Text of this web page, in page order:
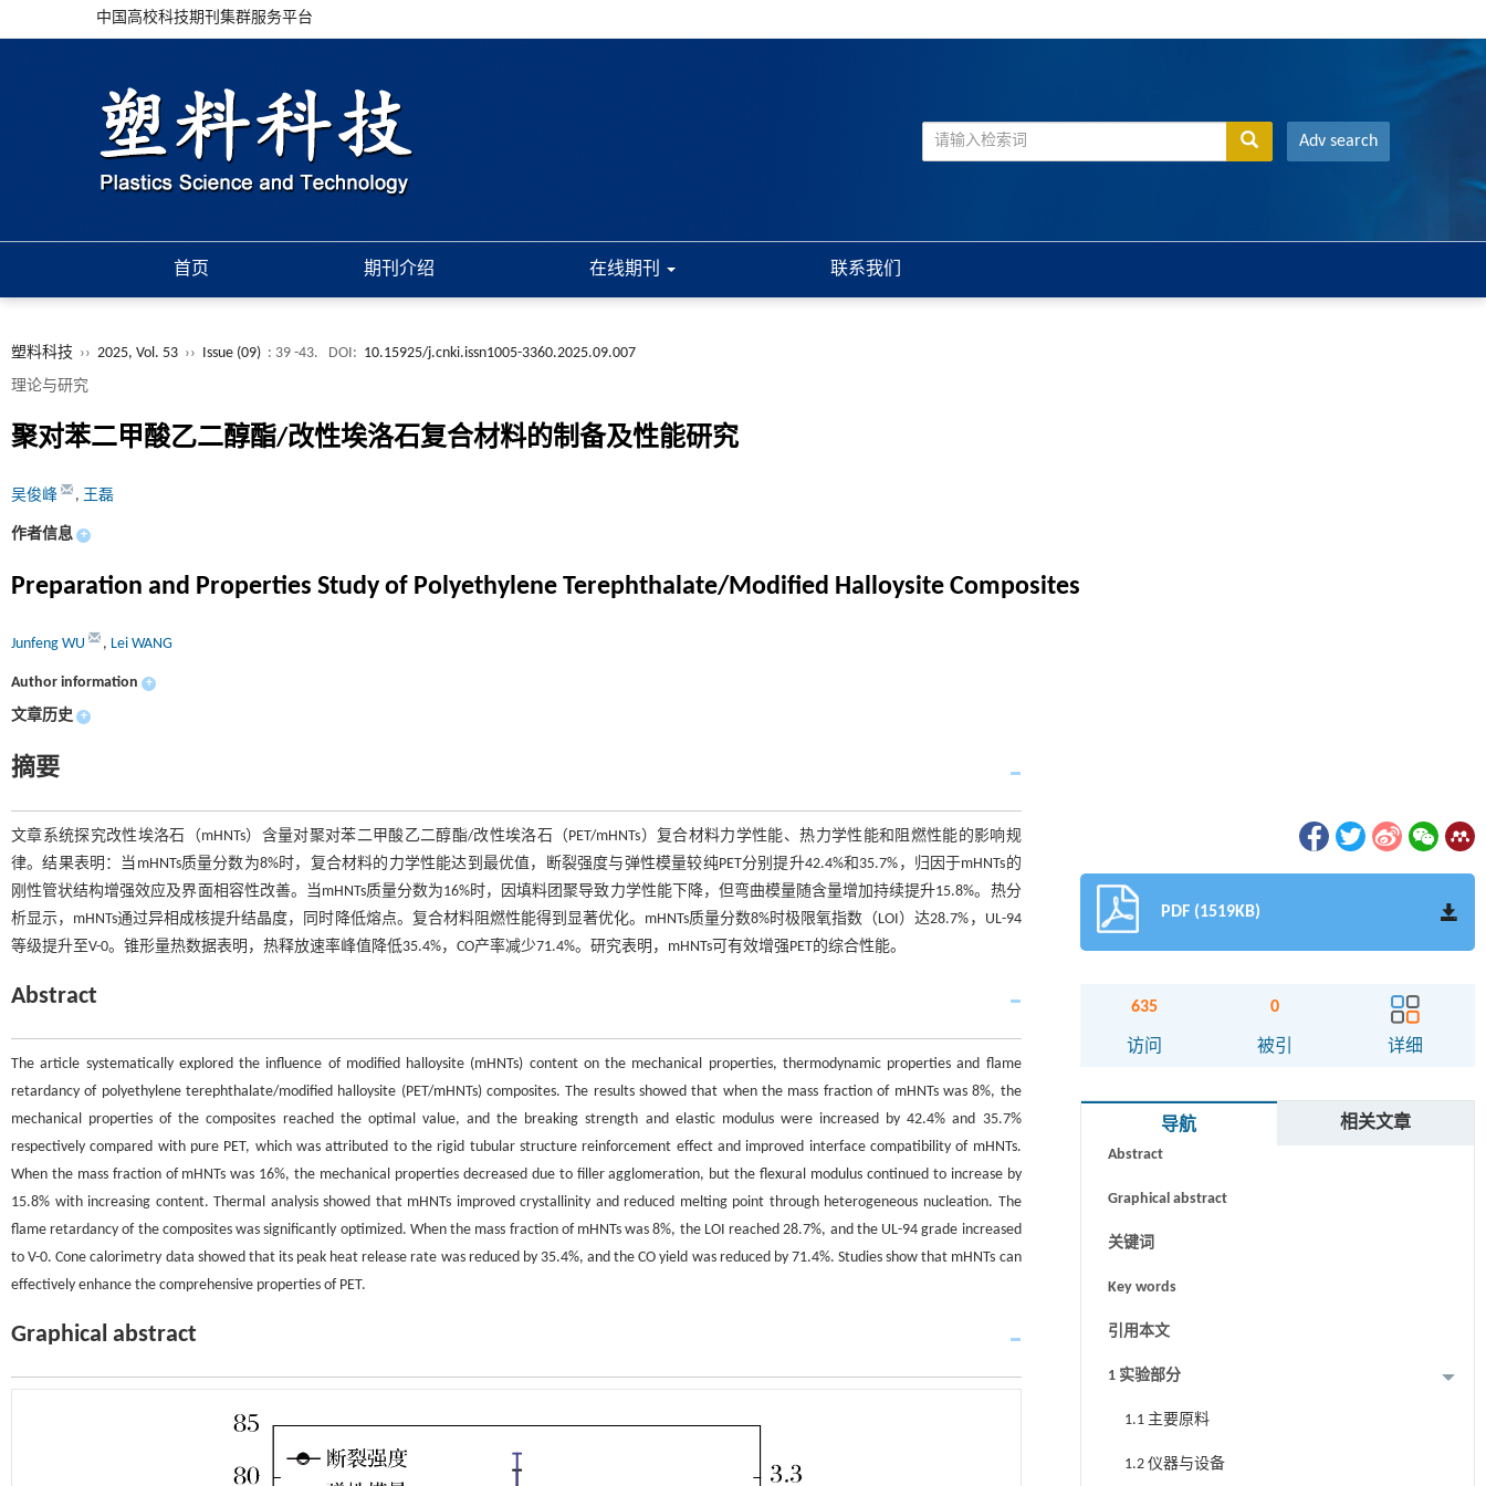
中国高校科技期刊集群服务平台
Adv search
首页 期刊介绍 在线期刊 联系我们
塑料科技 ›› 2025, Vol. 53 ›› Issue (09) : 39 -43. DOI: 10.15925/j.cnki.issn1005-3360.2025.09.007
理论与研究
聚对苯二甲酸乙二醇酯/改性埃洛石复合材料的制备及性能研究
吴俊峰 , 王磊
作者信息 +
Preparation and Properties Study of Polyethylene Terephthalate/Modified Halloysite Composites
Junfeng WU , Lei WANG
Author information +
文章历史 +
摘要
文章系统探究改性埃洛石（mHNTs）含量对聚对苯二甲酸乙二醇酯/改性埃洛石（PET/mHNTs）复合材料力学性能、热力学性能和阻燃性能的影响规
律。结果表明：当mHNTs质量分数为8%时，复合材料的力学性能达到最优值，断裂强度与弹性模量较纯PET分别提升42.4%和35.7%，归因于mHNTs的
刚性管状结构增强效应及界面相容性改善。当mHNTs质量分数为16%时，因填料团聚导致力学性能下降，但弯曲模量随含量增加持续提升15.8%。热分
析显示，mHNTs通过异相成核提升结晶度，同时降低熔点。复合材料阻燃性能得到显著优化。mHNTs质量分数8%时极限氧指数（LOI）达28.7%，UL-94
等级提升至V-0。锥形量热数据表明，热释放速率峰值降低35.4%，CO产率减少71.4%。研究表明，mHNTs可有效增强PET的综合性能。
Abstract
The article systematically explored the influence of modified halloysite (mHNTs) content on the mechanical properties, thermodynamic properties and flame
retardancy of polyethylene terephthalate/modified halloysite (PET/mHNTs) composites. The results showed that when the mass fraction of mHNTs was 8%, the
mechanical properties of the composites reached the optimal value, and the breaking strength and elastic modulus were increased by 42.4% and 35.7%
respectively compared with pure PET, which was attributed to the rigid tubular structure reinforcement effect and improved interface compatibility of mHNTs.
When the mass fraction of mHNTs was 16%, the mechanical properties decreased due to filler agglomeration, but the flexural modulus continued to increase by
15.8% with increasing content. Thermal analysis showed that mHNTs improved crystallinity and reduced melting point through heterogeneous nucleation. The
flame retardancy of the composites was significantly optimized. When the mass fraction of mHNTs was 8%, the LOI reached 28.7%, and the UL-94 grade increased
to V-0. Cone calorimetry data showed that its peak heat release rate was reduced by 35.4%, and the CO yield was reduced by 71.4%. Studies show that mHNTs can
effectively enhance the comprehensive properties of PET.
Graphical abstract
PDF (1519KB)
635
访问
0
被引 详细
导航 相关文章
Abstract
Graphical abstract
关键词
Key words
引用本文
1 实验部分
1.1 主要原料
1.2 仪器与设备